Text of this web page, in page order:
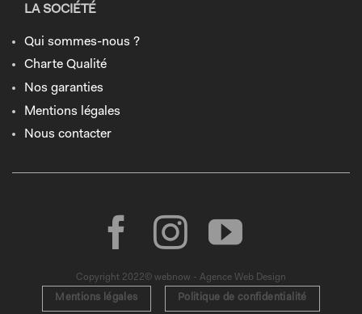
LA SOCIÉTÉ
Qui sommes-nous ?
Charte Qualité
Nos garanties
Mentions légales
Nous contacter
Copyright 2022© webnow - Agence Web Design
Mentions légales Politique de confidentialité